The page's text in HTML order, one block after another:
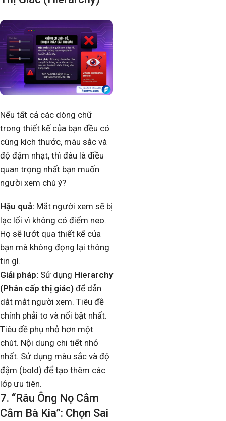
Nếu tất cả các dòng chữ
trong thiết kế của bạn đều có
cùng kích thước, màu sắc và
độ đậm nhạt, thì đâu là điều
quan trọng nhất bạn muốn
người xem chú ý?
Hậu quả: Mắt người xem sẽ bị
lạc lối vì không có điểm neo.
Họ sẽ lướt qua thiết kế của
bạn mà không đọng lại thông
tin gì.
Giải pháp: Sử dụng Hierarchy
(Phân cấp thị giác) để dẫn
dắt mắt người xem. Tiêu đề
chính phải to và nổi bật nhất.
Tiêu đề phụ nhỏ hơn một
chút. Nội dung chi tiết nhỏ
nhất. Sử dụng màu sắc và độ
đậm (bold) để tạo thêm các
lớp ưu tiên.
7. “Râu Ông Nọ Cắm
Cằm Bà Kia”: Chọn Sai